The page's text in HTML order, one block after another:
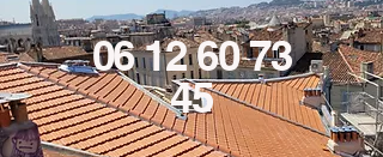
06 12 60 73
45